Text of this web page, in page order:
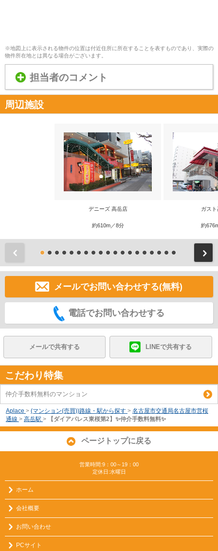
※地図上に表示される物件の位置は付近住所に所在することを表すものであり、実際の
物件所在地とは異なる場合がございます。
担当者のコメント
周辺施設
デニーズ 高岳店
約610m／8分
ガス
約
メールでお問い合わせする(無料)
電話でお問い合わせする
メールで共有する LINEで共有する
こだわり特集
仲介手数料無料のマンション
Aplace > (マンション(売買))路線・駅から探す > 名古屋市交通局名古屋市営桜
通線 > 高岳駅 > 【ダイアパレス東桜第2】✨️仲介手数料無料✨️
ページトップに戻る
営業時間:9：00～19：00
定休日:水曜日
ホーム
会社概要
お問い合わせ
PCサイト